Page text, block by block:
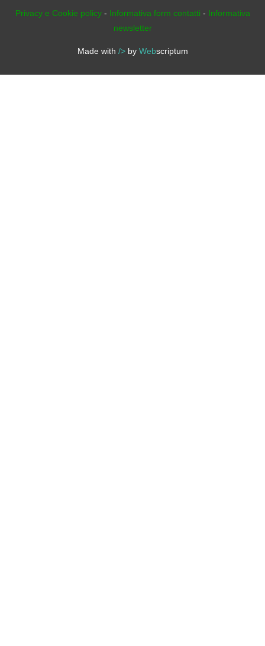
Privacy e Cookie policy - Informativa form contatti -
Informativa
newsletter
Made with />by Webscriptum